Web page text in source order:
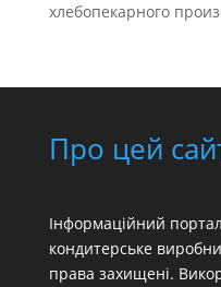
хлебопекарного
Про цей
Інформаційний
кондитерське
права захищені.